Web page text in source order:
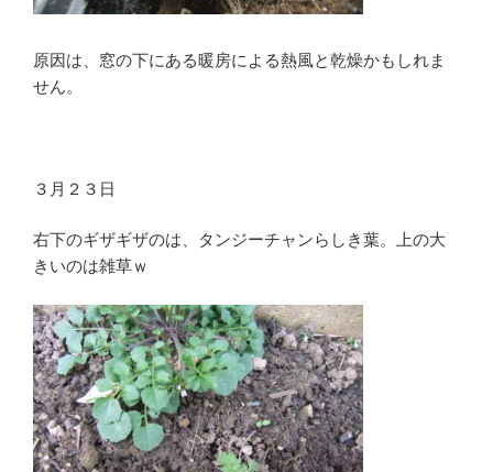
原因は、窓の下にある暖房による熱風と乾燥かもしれま
せん。
３月２３日
右下のギザギザのは、タンジーチャンらしき葉。上の大
きいのは雑草ｗ